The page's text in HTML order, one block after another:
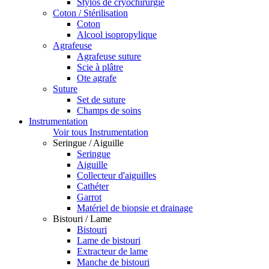
Stylos de cryochirurgie
Coton / Stérilisation
Coton
Alcool isopropylique
Agrafeuse
Agrafeuse suture
Scie à plâtre
Ote agrafe
Suture
Set de suture
Champs de soins
Instrumentation
Voir tous Instrumentation
Seringue / Aiguille
Seringue
Aiguille
Collecteur d'aiguilles
Cathéter
Garrot
Matériel de biopsie et drainage
Bistouri / Lame
Bistouri
Lame de bistouri
Extracteur de lame
Manche de bistouri